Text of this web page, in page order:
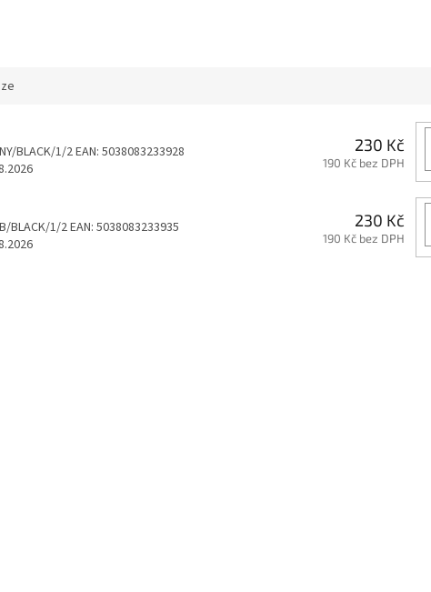
BLACK/1/2EAN: 5038083233928
230 Kč
190 Kč bez DPH
BLACK/1/2EAN: 5038083233935
230 Kč
190 Kč bez DPH